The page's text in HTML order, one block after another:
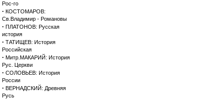
Рос-го
· КОСТОМАРОВ:
Св.Владимир - Романовы
· ПЛАТОНОВ: Русская
история
· ТАТИЩЕВ: История
Российская
· Митр.МАКАРИЙ: История
Рус. Церкви
· СОЛОВЬЕВ: История
России
· ВЕРНАДСКИЙ: Древняя
Русь